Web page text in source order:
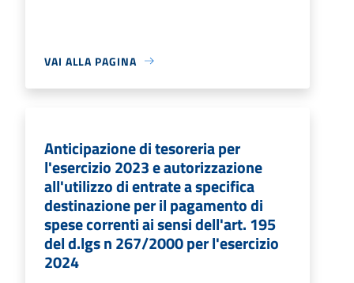
VAI ALLA PAGINA
Anticipazione di tesoreria per
l'esercizio 2023 e autorizzazione
all'utilizzo di entrate a specifica
destinazione per il pagamento di
spese correnti ai sensi dell'art. 195
del d.lgs n 267/2000 per l'esercizio
2024